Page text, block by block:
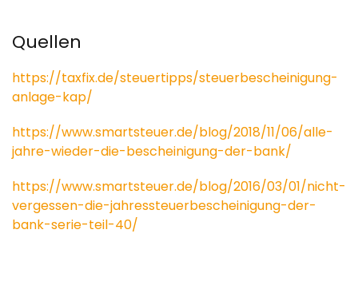
Quellen
https://taxfix.de/steuertipps/steuerbescheinigung-
anlage-kap/
https://www.smartsteuer.de/blog/2018/11/06/alle-
jahre-wieder-die-bescheinigung-der-bank/
https://www.smartsteuer.de/blog/2016/03/01/nicht-
vergessen-die-jahressteuerbescheinigung-der-
bank-serie-teil-40/